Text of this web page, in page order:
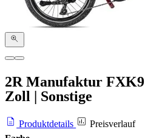
2R Manufaktur FXK9
Zoll | Sonstige
Produktdetails
Preisverlauf